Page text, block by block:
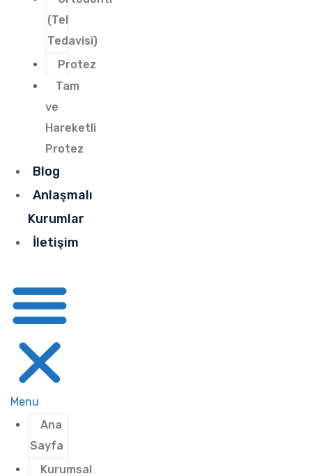
(Tel
Tedavisi)
Protez
Tam
ve
Hareketli
Protez
Blog
Anlaşmalı
Kurumlar
İletişim
Menu
Ana
Sayfa
Kurumsal